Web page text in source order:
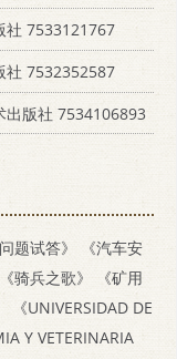
社 7533121767
社 7532352587
出版社 7534106893
题试答》
《汽车安
《骑兵之歌》
《矿用
《UNIVERSIDAD DE
Y VETERINARIA